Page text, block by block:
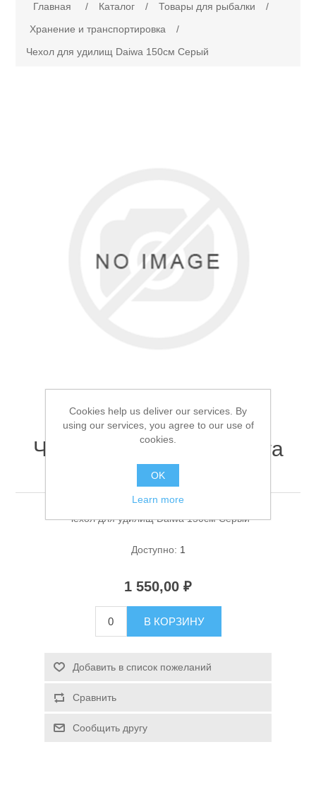
Каталог
Аксессуары для лодок
Спасательные средства
Главная / Каталог / Товары для рыбалки
/
Хранение и транспортировка
/
Чехол для удилищ Daiwa 150см Серый
Чехол для удилищ Daiwa
150см Серый
Чехол для удилищ Daiwa 150см Серый
Доступно: 1
1 550,00 ₽
В КОРЗИНУ
Добавить в список пожеланий
Сравнить
Сообщить другу
Cookies help us deliver our services. By
using our services, you agree to our use of
cookies.
OK
Learn more